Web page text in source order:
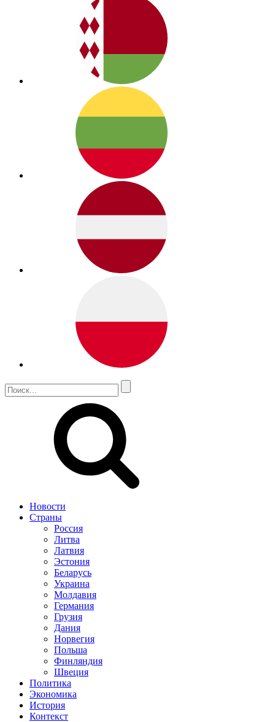
Новости
Страны
Россия
Литва
Латвия
Эстония
Беларусь
Украина
Молдавия
Германия
Грузия
Дания
Норвегия
Польша
Финляндия
Швеция
Политика
Экономика
История
Контекст